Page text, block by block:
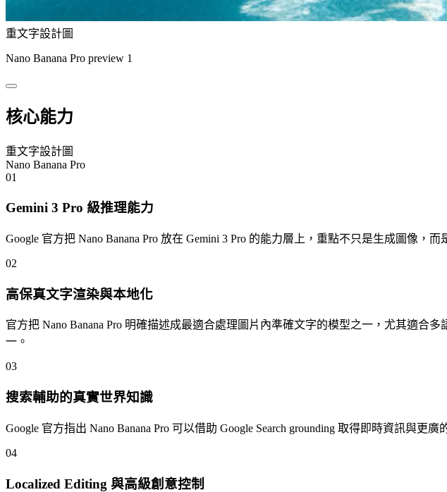
重文字設計圖
Nano Banana Pro preview 1
核心能力
重文字設計圖
Nano Banana Pro
01
Gemini 3 Pro 級推理能力
Google 官方把 Nano Banana Pro 放在 Gemini 3 Pro 的能力層上，重點不只是生成圖像，
02
高保真文字渲染與本地化
官方把 Nano Banana Pro 明確描述成最適合處理圖片內準確文字的模型之一，尤其適合
一。
03
搜索輔助的真實世界知識
Google 官方指出 Nano Banana Pro 可以借助 Google Search grounding 取得即時資訊與
04
Localized Editing 與高級創意控制